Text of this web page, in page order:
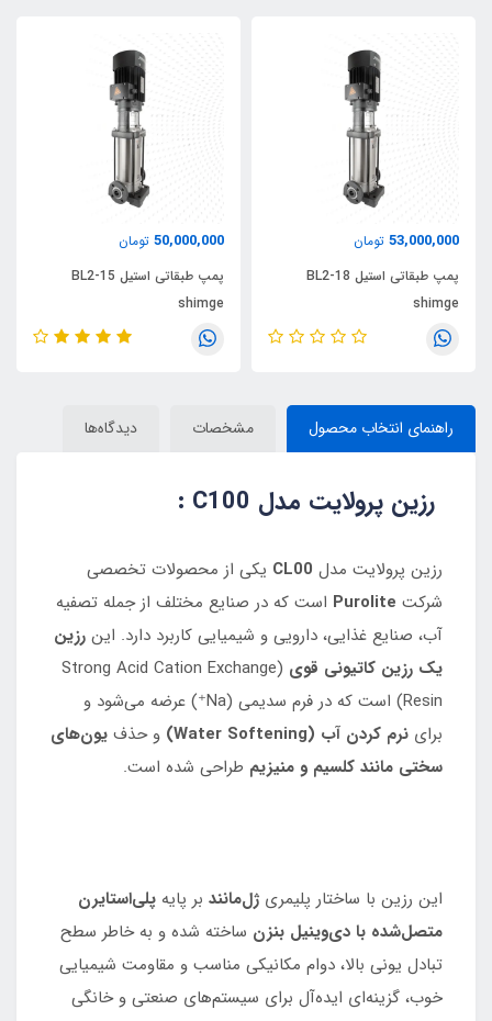
53,000,000 تومان
پمپ طبقاتی استیل BL2-18
shimge
50,000,000 تومان
پمپ طبقاتی استیل BL2-15
shimge
راهنمای انتخاب محصول مشخصات دیدگاه‌ها
رزین پرولایت مدل C100 :
رزین پرولایت مدل
یکی از محصولات تخصصی
شرکت Purolite است که در صنایع مختلف از جمله تصفیه
آب، صنایع غذایی، دارویی و شیمیایی کاربرد دارد. این رزین
یک رزین کاتیونی قوی (Strong Acid Cation Exchange
Resin) است که در فرم سدیمی (Na⁺) عرضه می‌شود و
برای نرم‌ کردن آب (Water Softening) و حذف یون‌های
سختی مانند کلسیم و منیزیم طراحی شده است.
این رزین با ساختار پلیمری ژل‌مانند بر پایه پلی‌استایرن
متصل‌شده با دی‌وینیل بنزن ساخته شده و به خاطر سطح
تبادل یونی بالا، دوام مکانیکی مناسب و مقاومت شیمیایی
خوب، گزینه‌ای ایده‌آل برای سیستم‌های صنعتی و خانگی